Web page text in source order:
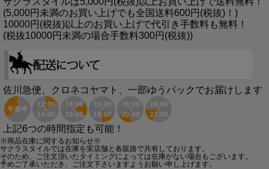
(5,000円未満のお買い上げでも全国送料600円(税抜)！)
10000円(税抜)以上のお買い上げで代引き手数料も無料！
(税抜10000円未満の場合手数料300円(税抜))
佐川急便、クロネコヤマト、一部ゆうパックでお届けします
上記6つの時間指定も可能！
※商品在庫に関するお知らせ※
サクラスタイルでは在庫を実店舗と各販路で共有しております。
そのため、ご注文頂いたタイミングによっては在庫がない場合もございます。
予めご了承いただき、ご注文下さいますようお願い申し上げます。